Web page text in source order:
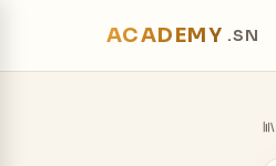
ACADEMY .SN